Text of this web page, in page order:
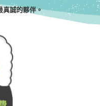
真誠的夥伴。